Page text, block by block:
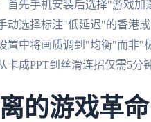
首先手机安装后选择"游戏
选择标注"低延迟"的香港
置中将画质调到"均衡"而非"
成PPT到丝滑连招仅需5分
的游戏革命